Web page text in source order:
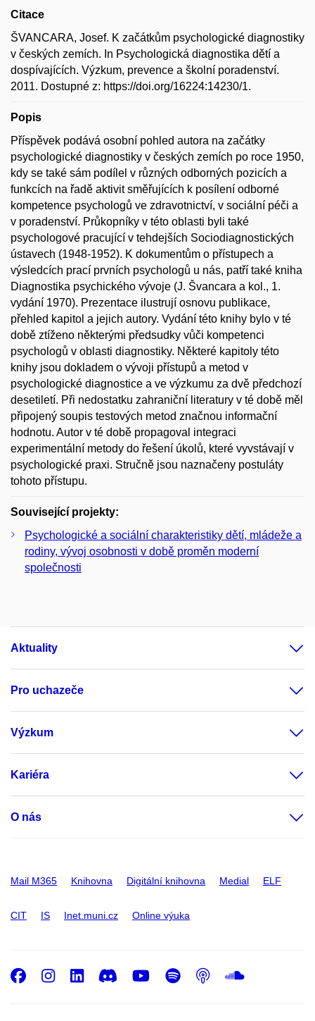
Citace
ŠVANCARA, Josef. K začátkům psychologické diagnostiky
v českých zemích. In Psychologická diagnostika dětí a
dospívajících. Výzkum, prevence a školní poradenství.
2011. Dostupné z: https://doi.org/16224:14230/1.
Popis
Příspěvek podává osobní pohled autora na začátky
psychologické diagnostiky v českých zemích po roce 1950,
kdy se také sám podílel v různých odborných pozicích a
funkcích na řadě aktivit směřujících k posílení odborné
kompetence psychologů ve zdravotnictví, v sociální péči a
v poradenství. Průkopníky v této oblasti byli také
psychologové pracující v tehdejších Sociodiagnostických
ústavech (1948-1952). K dokumentům o přístupech a
výsledcích prací prvních psychologů u nás, patří také kniha
Diagnostika psychického vývoje (J. Švancara a kol., 1.
vydání 1970). Prezentace ilustrují osnovu publikace,
přehled kapitol a jejich autory. Vydání této knihy bylo v té
době ztíženo některými předsudky vůči kompetenci
psychologů v oblasti diagnostiky. Některé kapitoly této
knihy jsou dokladem o vývoji přístupů a metod v
psychologické diagnostice a ve výzkumu za dvě předchozí
desetiletí. Při nedostatku zahraniční literatury v té době měl
připojený soupis testových metod značnou informační
hodnotu. Autor v té době propagoval integraci
experimentální metody do řešení úkolů, které vyvstávají v
psychologické praxi. Stručně jsou naznačeny postuláty
tohoto přístupu.
Související projekty:
Psychologické a sociální charakteristiky dětí, mládeže a
rodiny, vývoj osobnosti v době proměn moderní
společnosti
Aktuality
Pro uchazeče
Výzkum
Kariéra
O nás
Mail M365 Knihovna Digitální knihovna Medial ELF
CIT IS Inet.muni.cz Online výuka
Facebook
Instagram
LinkedIn
DiscordYoutube
Spotify
Podcast